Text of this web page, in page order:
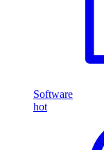
Software
hot